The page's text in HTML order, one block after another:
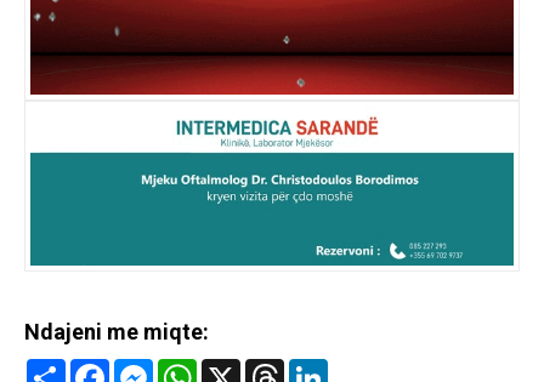
Ndajeni me miqte:
Share FacebookMessenger
WhatsApp
X Threads